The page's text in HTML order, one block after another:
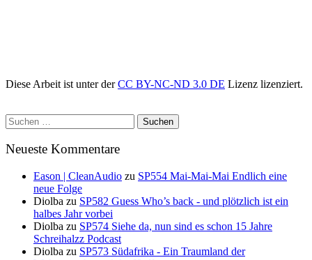
Diese Arbeit ist unter derCC BY-NC-ND 3.0 DE Lizenz lizenziert.
Suchen
nach:
Neueste Kommentare
Eason | CleanAudio zu SP554 Mai-Mai-Mai Endlich eine
neue Folge
Diolba zu SP582 Guess Who’s back - und plötzlich ist ein
halbes Jahr vorbei
Diolba zu SP574 Siehe da, nun sind es schon 15 Jahre
Schreihalzz Podcast
Diolba zu SP573 Südafrika - Ein Traumland der